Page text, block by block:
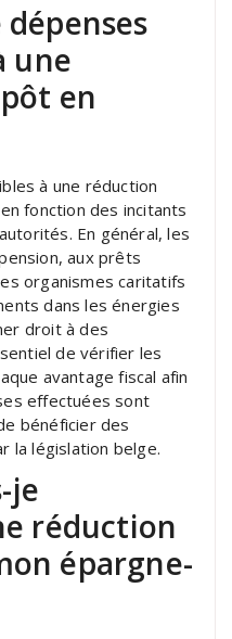
une
en
à une réduction
fonction des incitants
En général, les
aux prêts
organismes caritatifs
dans les énergies
droit à des
de vérifier les
avantage fiscal afin
effectuées sont
bénéficier des
la législation belge.
je
réduction
épargne-